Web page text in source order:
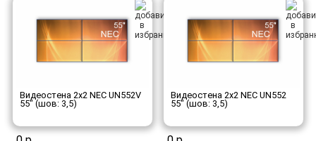
Видеостена 2x2 NEC UN552V
55" (шов: 3,5)
Видеостена 2x2 NEC UN552
55" (шов: 3,5)